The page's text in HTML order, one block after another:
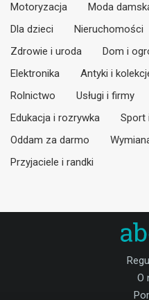
Motoryzacja Moda
Dla dzieci
Nieruchomości
Zdrowie i uroda
Dom i
Elektronika
Antyki i
Rolnictwo
Usługi i firmy
Edukacja i rozrywka
Sport
Oddam za darmo
Przyjaciele i randki
O